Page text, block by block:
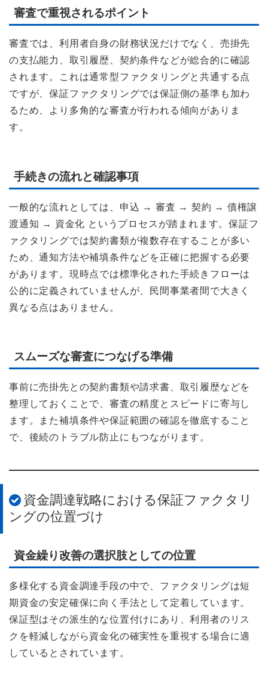
審査で重視されるポイント
審査では、利用者自身の財務状況だけでなく、売掛先
の支払能力、取引履歴、契約条件などが総合的に確認
されます。これは通常型ファクタリングと共通する点
ですが、保証ファクタリングでは保証側の基準も加わ
るため、より多角的な審査が行われる傾向がありま
す。
手続きの流れと確認事項
一般的な流れとしては、申込 → 審査 → 契約 → 債権譲
渡通知 → 資金化 というプロセスが踏まれます。保証フ
ァクタリングでは契約書類が複数存在することが多い
ため、通知方法や補填条件などを正確に把握する必要
があります。現時点では標準化された手続きフローは
公的に定義されていませんが、民間事業者間で大きく
異なる点はありません。
スムーズな審査につなげる準備
事前に売掛先との契約書類や請求書、取引履歴などを
整理しておくことで、審査の精度とスピードに寄与し
ます。また補填条件や保証範囲の確認を徹底すること
で、後続のトラブル防止にもつながります。
資金調達戦略における保証ファクタリ
ングの位置づけ
資金繰り改善の選択肢としての位置
多様化する資金調達手段の中で、ファクタリングは短
期資金の安定確保に向く手法として定着しています。
保証型はその派生的な位置付けにあり、利用者のリス
クを軽減しながら資金化の確実性を重視する場合に適
しているとされています。